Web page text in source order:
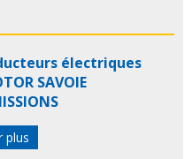
électriques
SAVOIE
plus